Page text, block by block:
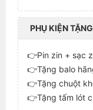
PHỤ KIỆN
👉Pin zin + sạc
👉Tặng balo
👉Tặng chuột
👉Tặng tấm lót